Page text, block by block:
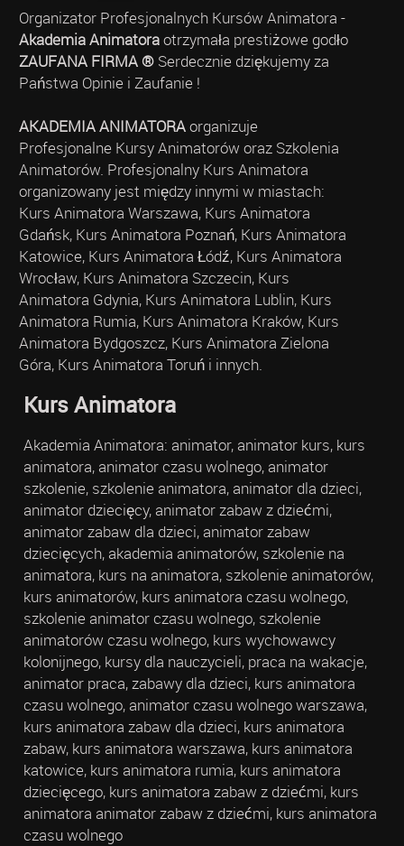
Organizator Profesjonalnych Kursów Animatora -
Akademia Animatoraotrzymała prestiżowe godło
ZAUFANA FIRMA ®Serdecznie dziękujemy za
Państwa Opinie i Zaufanie !
AKADEMIA ANIMATORAorganizuje
Profesjonalne Kursy Animatorów oraz Szkolenia
Animatorów. Profesjonalny Kurs Animatora
organizowany jest między innymi w miastach:
Kurs Animatora Warszawa, Kurs Animatora
Gdańsk, Kurs Animatora Poznań, Kurs Animatora
Katowice, Kurs Animatora Łódź, Kurs Animatora
Wrocław, Kurs Animatora Szczecin, Kurs
Animatora Gdynia, Kurs Animatora Lublin, Kurs
Animatora Rumia, Kurs Animatora Kraków, Kurs
Animatora Bydgoszcz, Kurs Animatora Zielona
Góra, Kurs Animatora Toruń i innych.
Kurs Animatora
Akademia Animatora: animator, animator kurs, kurs
animatora, animator czasu wolnego, animator
szkolenie, szkolenie animatora, animator dla dzieci,
animator dziecięcy, animator zabaw z dziećmi,
animator zabaw dla dzieci, animator zabaw
dziecięcych, akademia animatorów, szkolenie na
animatora, kurs na animatora, szkolenie animatorów,
kurs animatorów, kurs animatora czasu wolnego,
szkolenie animator czasu wolnego, szkolenie
animatorów czasu wolnego, kurs wychowawcy
kolonijnego, kursy dla nauczycieli, praca na wakacje,
animator praca, zabawy dla dzieci, kurs animatora
czasu wolnego, animator czasu wolnego warszawa,
kurs animatora zabaw dla dzieci, kurs animatora
zabaw, kurs animatora warszawa, kurs animatora
katowice, kurs animatora rumia, kurs animatora
dziecięcego, kurs animatora zabaw z dziećmi, kurs
animatora animator zabaw z dziećmi, kurs animatora
czasu wolnego